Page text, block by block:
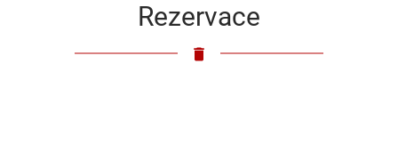
Rezervace